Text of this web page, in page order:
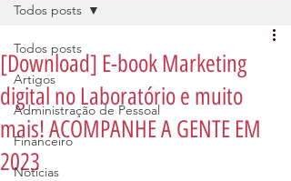
Todos posts
Artigos
Administração de Pessoal
Financeiro
Notícias
Todos posts
[Download] E-book Marketing
digital no Laboratório e muito
mais! ACOMPANHE A GENTE EM
2023